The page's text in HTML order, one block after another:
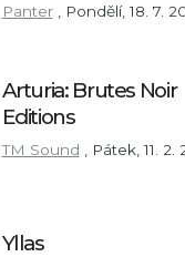
Panter Pondělí, 18. 7.
Arturia: Brutes Noir
Editions
TM Sound , Pátek, 11. 2.
Yllas